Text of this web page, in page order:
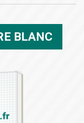
BLANC